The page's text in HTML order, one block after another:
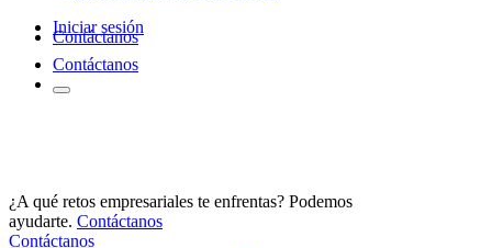
Iniciar sesión
Contáctanos
Contáctanos
¿A qué retos empresariales te enfrentas? Podemos
ayudarte. Contáctanos
Contáctanos